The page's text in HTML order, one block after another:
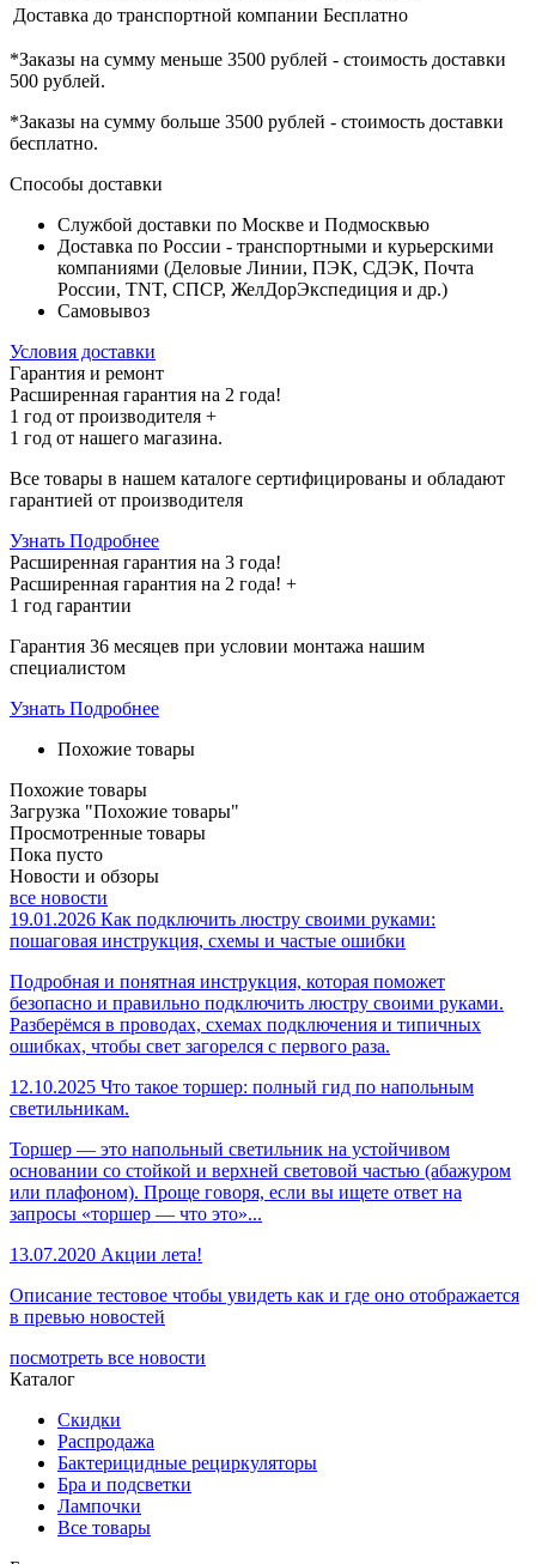
Доставка до транспортной компании Бесплатно
*Заказы на сумму меньше 3500 рублей - стоимость доставки
500 рублей.
*Заказы на сумму больше 3500 рублей - стоимость доставки
бесплатно.
Способы доставки
Службой доставки по Москве и Подмосквью
Доставка по России - транспортными и курьерскими
компаниями (Деловые Линии, ПЭК, СДЭК, Почта
России, TNT, СПСР, ЖелДорЭкспедиция и др.)
Самовывоз
Условия доставки
Гарантия и ремонт
Расширенная гарантия на 2 года!
1 год от производителя +
1 год от нашего магазина.
Все товары в нашем каталоге сертифицированы и обладают
гарантией от производителя
Узнать Подробнее
Расширенная гарантия на 3 года!
Расширенная гарантия на 2 года! +
1 год гарантии
Гарантия 36 месяцев при условии монтажа нашим
специалистом
Узнать Подробнее
Похожие товары
Похожие товары
Загрузка "Похожие товары"
Просмотренные товары
Пока пусто
Новости и обзоры
все новости
19.01.2026 Как подключить люстру своими руками:
пошаговая инструкция, схемы и частые ошибки
Подробная и понятная инструкция, которая поможет
безопасно и правильно подключить люстру своими руками.
Разберёмся в проводах, схемах подключения и типичных
ошибках, чтобы свет загорелся с первого раза.
12.10.2025 Что такое торшер: полный гид по напольным
светильникам.
Торшер — это напольный светильник на устойчивом
основании со стойкой и верхней световой частью (абажуром
или плафоном). Проще говоря, если вы ищете ответ на
запросы «торшер — что это»...
13.07.2020 Акции лета!
Описание тестовое чтобы увидеть как и где оно отображается
в превью новостей
посмотреть все новости
Каталог
Скидки
Распродажа
Бактерицидные рециркуляторы
Бра и подсветки
Лампочки
Все товары